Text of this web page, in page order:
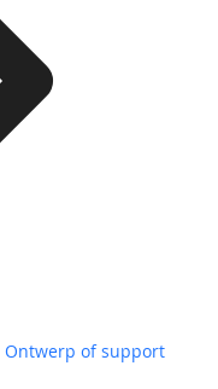
Ontwerp of support